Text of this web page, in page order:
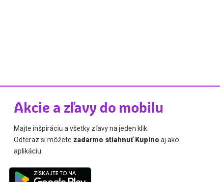
Akcie a zľavy do mobilu
Majte inšpiráciu a všetky zľavy na jeden klik.
Odteraz si môžete zadarmo stiahnuť Kupinoaj ako
aplikáciu.